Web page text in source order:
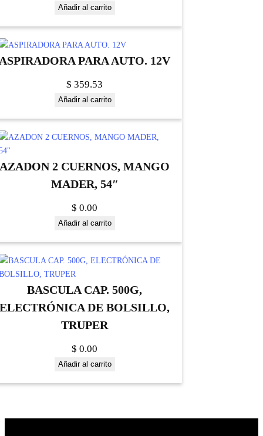
Añadir al carrito
PARA AUTO. 12V
$ 359.53
Añadir al carrito
AZADON 2 CUERNOS, MANGO
MADER, 54″
$ 0.00
Añadir al carrito
BASCULA CAP. 500G,
ELECTRÓNICA DE BOLSILLO,
TRUPER
$ 0.00
Añadir al carrito